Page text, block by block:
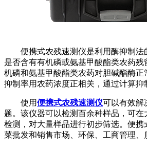
便携式农残速测仪是利用酶抑制法
是否含有有机磷或氨基甲酸酯类农药
机磷和氨基甲酸酯类农药对胆碱酯酶
抑制率用农药浓度正相关，通过计算抑
使用便携式农残速测仪可以有效解
题。该仪器可以检测百余种样品，可在
检测，对大量样品进行初步筛选。便
菜批发和销售市场、环保、工商管理、